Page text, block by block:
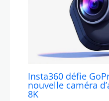
Insta360 défie
nouvelle caméra
8K